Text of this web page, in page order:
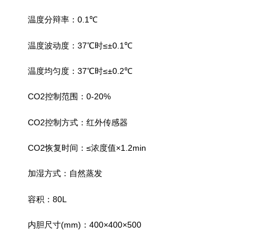
温度分辩率： 0.1℃
温度波动度： 37℃时≤±0.1 ℃
温度均匀度： 37℃时≤±0.2℃
CO2控制范围： 0-20%
CO2控制方式：红外传感器
CO2恢复时间： ≤浓度值×1.2min
加湿方式：自然蒸发
容积： 80L
内胆尺寸(mm) ： 400×400×500